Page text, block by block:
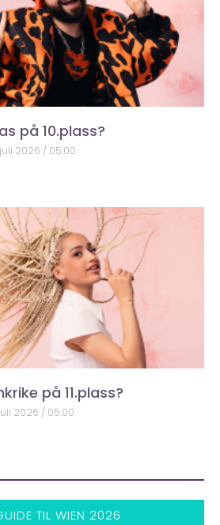
på 10.plass?
2026 05:00
på 11.plass?
2026 05:00
TIL WIEN 2026